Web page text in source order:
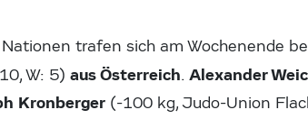
trafen sich am Wochenende
W: 5)aus Österreich.Alexander
Kronberger (-100 kg, Judo-Union